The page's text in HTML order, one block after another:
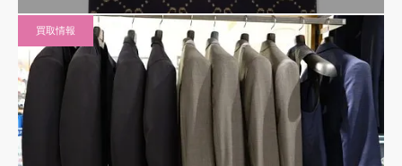
買取情報